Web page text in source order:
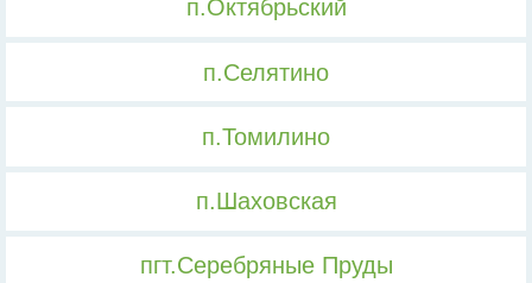
п.Октябрьский
п.Селятино
п.Томилино
п.Шаховская
пгт.Серебряные Пруды